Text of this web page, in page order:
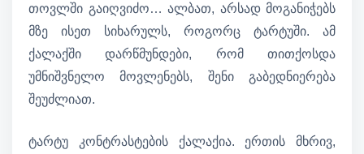
თოვლში გაიღვიძო… ალბათ, არსად მოგანიჭებს
მზე ისეთ სიხარულს, როგორც ტარტუში. ამ
ქალაქში დარწმუნდები, რომ თითქოსდა
უმნიშვნელო მოვლენებს, შენი გაბედნიერება
შეუძლიათ.
ტარტუ კონტრასტების ქალაქია. ერთის მხრივ,